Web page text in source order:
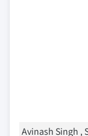
Avinash Singh ,